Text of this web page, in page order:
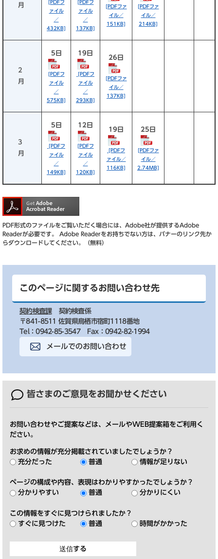
月
[PDFフ
ァイル
／
432KB]
[PDFフ
ァイル
／
137KB]
[PDFファ
イル／
151KB]
[PDFファ
イル／
214KB]
2
月
5日
[PDFフ
ァイル
／
575KB]
19日
[PDFフ
ァイル
／
293KB]
26日
[PDFファ
イル／
137KB]
3
月
5日
[PDFフ
ァイル
／
149KB]
12日
[PDFフ
ァイル
／
120KB]
19日
[PDFフ
ァイル／
116KB]
25日
[PDFファ
イル／
2.74MB]
PDF形式のファイルをご覧いただく場合には、Adobe社が提供するAdobe
Readerが必要です。
Adobe Readerをお持ちでない方は、バナーのリンク先か
らダウンロードしてください。（無料）
このページに関するお問い合わせ先
契約検査課
契約検査係
〒841-8511 佐賀県鳥栖市宿町1118番地
Tel：0942-85-3547
Fax：0942-82-1994
メールでのお問い合わせ
皆さまのご意見をお聞かせください
お問い合わせやご提案などは、メールやWEB提案箱をご利用く
ださい。
お求めの情報が充分掲載されていましたでしょうか？
充分だった
普通 情報が足りない
ページの構成や内容、表現はわかりやすかったでしょうか？
分かりやすい
普通 分かりにくい
この情報をすぐに見つけられましたか？
すぐに見つけた
普通 時間がかかった